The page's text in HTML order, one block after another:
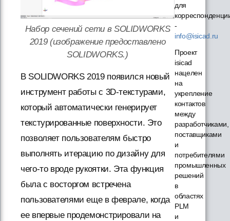
Набор сечений сети в SOLIDWORKS
2019 (изображение предоставлено
SOLIDWORKS.)
В SOLIDWORKS 2019 появился новый
инструмент работы с 3D-текстурами,
который автоматически генерирует
текстурированные поверхности. Это
позволяет пользователям быстро
выполнять итерацию по дизайну для
чего-то вроде рукоятки. Эта функция
была с восторгом встречена
пользователями еще в феврале, когда
ее впервые продемонстрировали на
для
-
info@isicad.ru
Проект
isicad
нацелен
на
укрепление
контактов
между
разработчиками,
поставщиками
и
потребителями
промышленных
решений
в
областях
PLM
и